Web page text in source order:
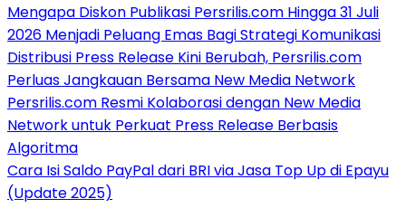
Mengapa Diskon Publikasi Persrilis.com Hingga 31 Juli
2026 Menjadi Peluang Emas Bagi Strategi Komunikasi
Distribusi Press Release Kini Berubah, Persrilis.com
Perluas Jangkauan Bersama New Media Network
Persrilis.com Resmi Kolaborasi dengan New Media
Network untuk Perkuat Press Release Berbasis
Algoritma
Cara Isi Saldo PayPal dari BRI via Jasa Top Up di Epayu
(Update 2025)